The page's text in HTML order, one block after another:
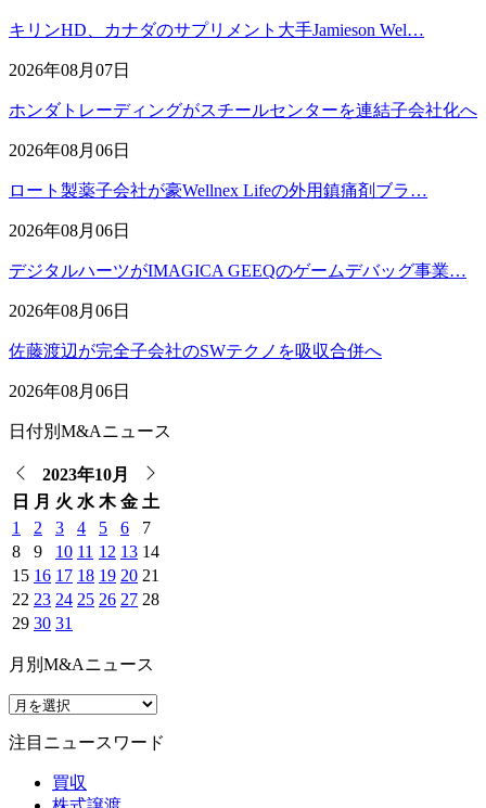
キリンHD、カナダのサプリメント大手Jamieson Wel…
2026年08月07日
ホンダトレーディングがスチールセンターを連結子会社化へ
2026年08月06日
ロート製薬子会社が豪Wellnex Lifeの外用鎮痛剤ブラ…
2026年08月06日
デジタルハーツがIMAGICA GEEQのゲームデバッグ事業…
2026年08月06日
佐藤渡辺が完全子会社のSWテクノを吸収合併へ
2026年08月06日
日付別M&Aニュース
2023年10月
日
月 火 水 木 金 土
1
2 3 4 5 6
7
8
9 10 11 12 13 14
15 16 17 18 19 20 21
22 23 24 25 26 27 28
29 30 31
月別M&Aニュース
注目ニュースワード
買収